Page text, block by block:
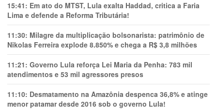
15:41: Em ato do MTST, Lula exalta Haddad, critica a Faria
Lima e defende a Reforma Tributária!
11:30: Milagre da multiplicação bolsonarista: patrimônio de
Nikolas Ferreira explode 8.850% e chega a R$ 3,8 milhões
11:21: Governo Lula reforça Lei Maria da Penha: 783 mil
atendimentos e 53 mil agressores presos
11:10: Desmatamento na Amazônia despenca 36,8% e atinge
menor patamar desde 2016 sob o governo Lula!